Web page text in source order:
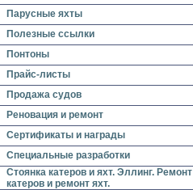
Парусные яхты
Полезные ссылки
Понтоны
Прайс-листы
Продажа судов
Реновация и ремонт
Сертификаты и награды
Специальные разработки
Стоянка катеров и яхт. Эллинг. Ремонт
катеров и ремонт яхт.